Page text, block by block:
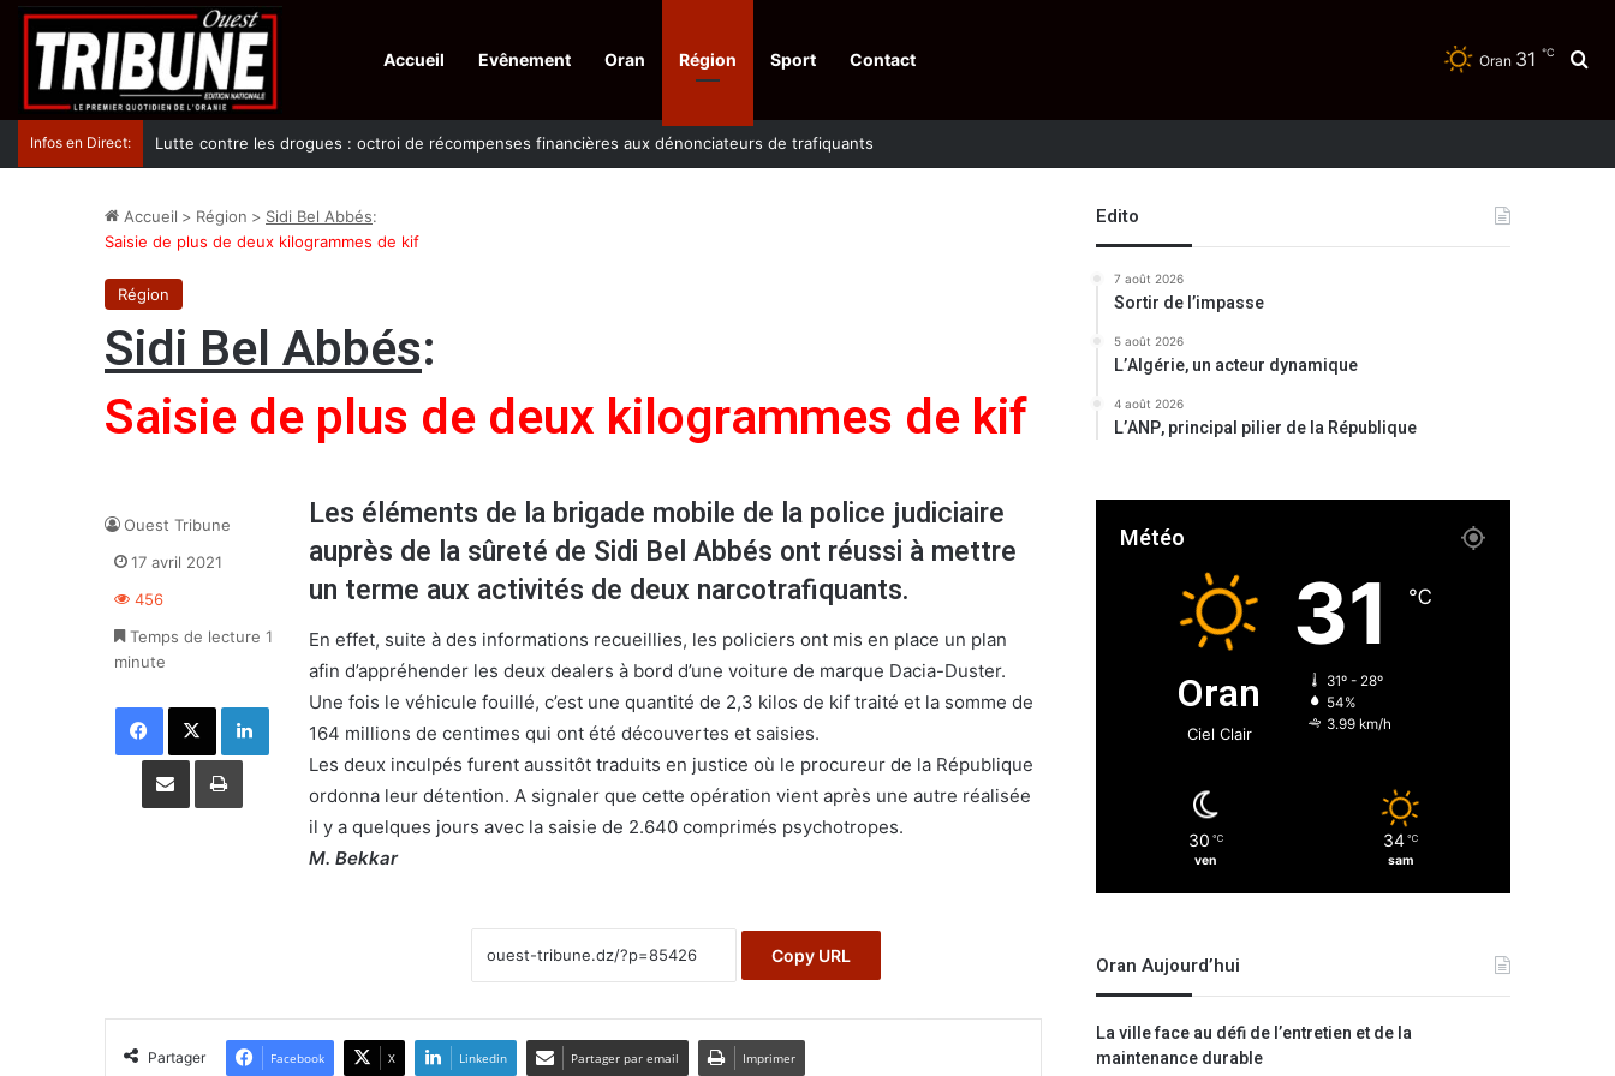
Accueil Evênement Oran Région Sport Contact Oran 31 ℃
Infos en Direct: Lutte contre les drogues : octroi de récompenses financières aux dénonciateurs de trafiquants
Accueil > Région > Sidi Bel Abbés:
Saisie de plus de deux kilogrammes de kif
Région
Sidi Bel Abbés:
Saisie de plus de deux kilogrammes de kif
Les éléments de la brigade mobile de la police judiciaire
auprès de la sûreté de Sidi Bel Abbés ont réussi à mettre
un terme aux activités de deux narcotrafiquants.
En effet, suite à des informations recueillies, les policiers ont mis en place un plan
afin d’appréhender les deux dealers à bord d’une voiture de marque Dacia-Duster.
Une fois le véhicule fouillé, c’est une quantité de 2,3 kilos de kif traité et la somme de
164 millions de centimes qui ont été découvertes et saisies.
Les deux inculpés furent aussitôt traduits en justice où le procureur de la République
ordonna leur détention. A signaler que cette opération vient après une autre réalisée
il y a quelques jours avec la saisie de 2.640 comprimés psychotropes.
M. Bekkar
Copy URL
Ouest Tribune
17 avril 2021
456
Temps de lecture 1
minute
Facebook X Linkedin
Partager par email Imprimer
Partager Facebook X Linkedin Partager par email Imprimer
Edito
7 août 2026
Sortir de l’impasse
5 août 2026
L’Algérie, un acteur dynamique
4 août 2026
L’ANP, principal pilier de la République
Météo
Oran
Ciel Clair
31 ℃
31º - 28º
54%
3.99 km/h
30 ℃
ven
34 ℃
sam
Oran Aujourd’hui
La ville face au défi de l’entretien et de la
maintenance durable